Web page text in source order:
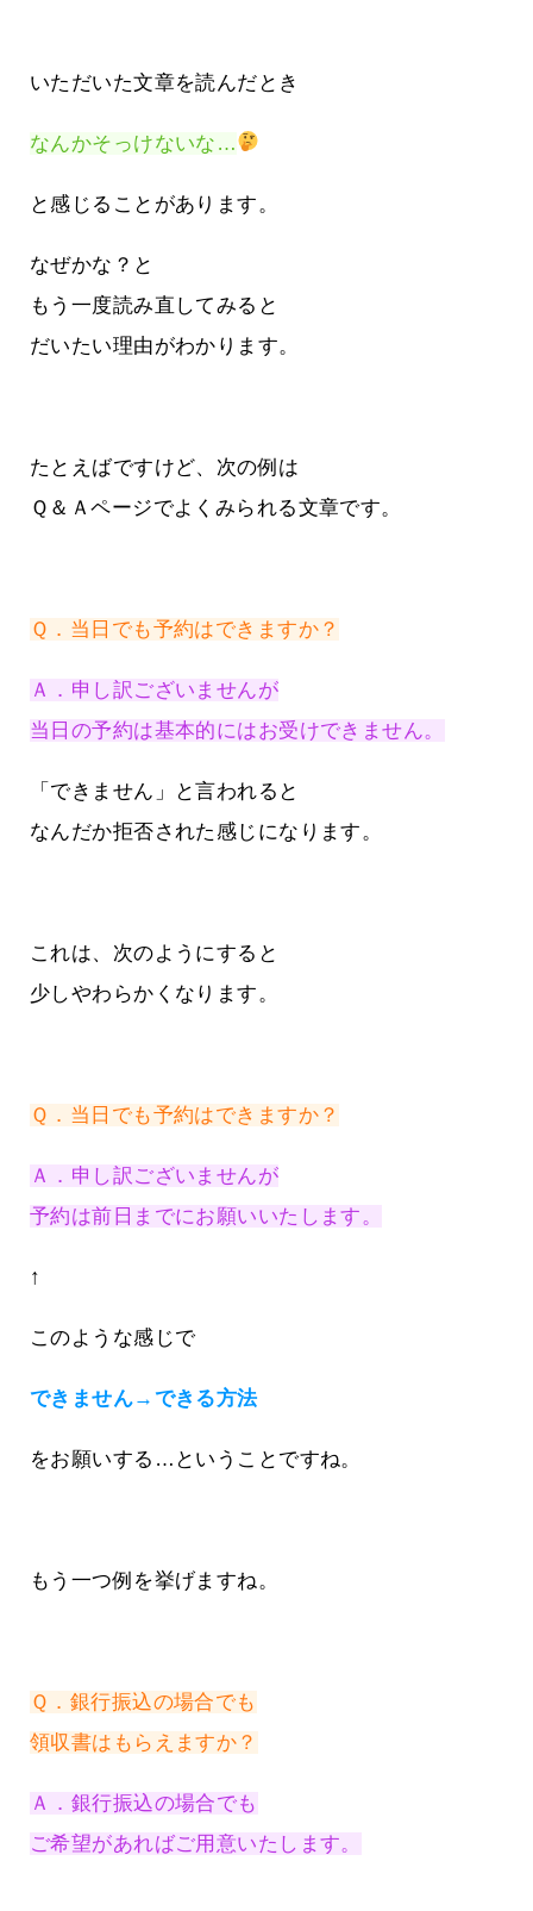
いただいた文章を読んだとき
なんかそっけないな…
と感じることがあります。
なぜかな？と
もう一度読み直してみると
だいたい理由がわかります。
たとえばですけど、次の例は
Ｑ＆Ａページでよくみられる文章です。
Ｑ．当日でも予約はできますか？
Ａ．申し訳ございませんが
当日の予約は基本的にはお受けできません。
「できません」と言われると
なんだか拒否された感じになります。
これは、次のようにすると
少しやわらかくなります。
Ｑ．当日でも予約はできますか？
Ａ．申し訳ございませんが
予約は前日までにお願いいたします。
↑
このような感じで
できません→できる方法
をお願いする…ということですね。
もう一つ例を挙げますね。
Ｑ．銀行振込の場合でも
領収書はもらえますか？
Ａ．銀行振込の場合でも
ご希望があればご用意いたします。